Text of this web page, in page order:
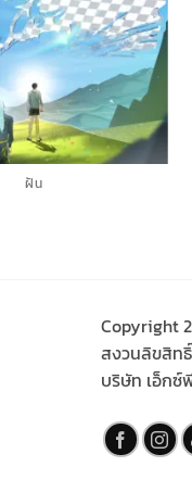
ฝัน
Copyright
สงวนลิขสิทธิ์
บริษัท เอ็กซ์